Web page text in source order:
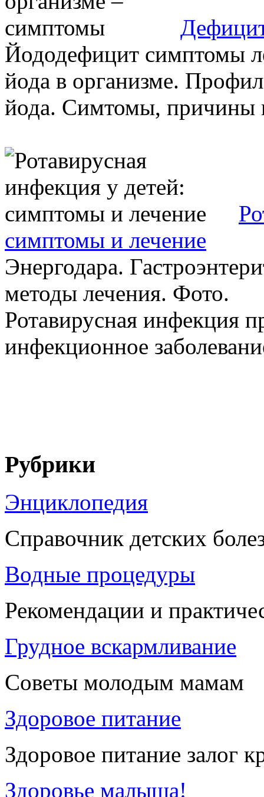
Йододефицит симптомы
йода в организме.
йода. Симтомы, причины
симптомы и лечение
Энергодара.
методы лечения. Фото.
Ротавирусная инфекция
инфекционное
Рубрики
Энциклопедия
Справочник детских
Водные процедуры
Рекомендации и
Грудное вскармливание
Советы молодым мамам
Здоровое питание
Здоровое питание залог
Здоровье малыша!